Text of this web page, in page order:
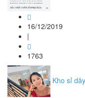
16/12/2019
|
1763
Kho sỉ